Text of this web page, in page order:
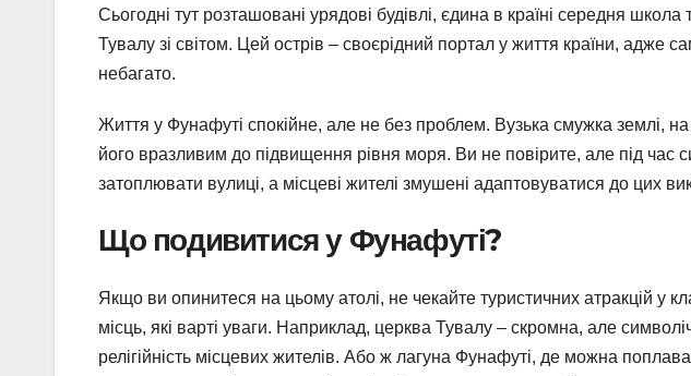
Сьогодні тут розташовані урядові будівлі, єдина в країні середня
Тувалу зі світом. Цей острів – своєрідний портал у життя країни, адже
небагато.
Життя у Фунафуті спокійне, але не без проблем. Вузька смужка землі,
його вразливим до підвищення рівня моря. Ви не повірите, але під час
затоплювати вулиці, а місцеві жителі змушені адаптовуватися до цих
Що подивитися у Фунафуті?
Якщо ви опинитеся на цьому атолі, не чекайте туристичних атракцій у
місць, які варті уваги. Наприклад, церква Тувалу – скромна, але
релігійність місцевих жителів. Або ж лагуна Фунафуті, де можна